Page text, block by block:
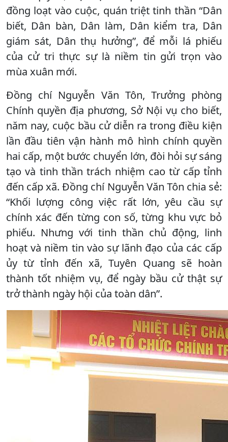
đồng loạt vào cuộc, quán triệt tinh thần “Dân
biết, Dân bàn, Dân làm, Dân kiểm tra, Dân
giám sát, Dân thụ hưởng”, để mỗi lá phiếu
của cử tri thực sự là niềm tin gửi trọn vào
mùa xuân mới.
Đồng chí Nguyễn Văn Tôn, Trưởng phòng
Chính quyền địa phương, Sở Nội vụ cho biết,
năm nay, cuộc bầu cử diễn ra trong điều kiện
lần đầu tiên vận hành mô hình chính quyền
hai cấp, một bước chuyển lớn, đòi hỏi sự sáng
tạo và tinh thần trách nhiệm cao từ cấp tỉnh
đến cấp xã. Đồng chí Nguyễn Văn Tôn chia sẻ:
“Khối lượng công việc rất lớn, yêu cầu sự
chính xác đến từng con số, từng khu vực bỏ
phiếu. Nhưng với tinh thần chủ động, linh
hoạt và niềm tin vào sự lãnh đạo của các cấp
ủy từ tỉnh đến xã, Tuyên Quang sẽ hoàn
thành tốt nhiệm vụ, để ngày bầu cử thật sự
trở thành ngày hội của toàn dân”.